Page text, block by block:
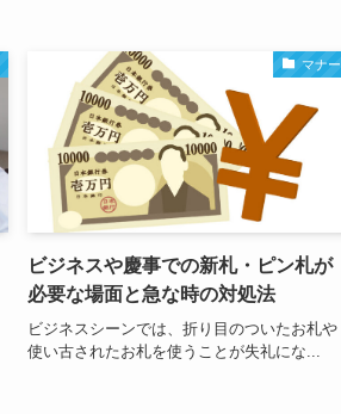
マナー
ビジネスや慶事での新札・ピン札が
必要な場面と急な時の対処法
ビジネスシーンでは、折り目のついたお札や
使い古されたお札を使うことが失礼にな...